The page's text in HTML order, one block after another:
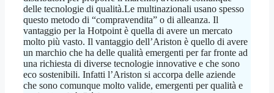
delle tecnologie di qualità.Le multinazionali usano spesso
questo metodo di “compravendita” o di alleanza. Il
vantaggio per la Hotpoint è quella di avere un mercato
molto più vasto. Il vantaggio dell’Ariston è quello di avere
un marchio che ha delle qualità emergenti per far fronte ad
una richiesta di diverse tecnologie innovative e che sono
eco sostenibili. Infatti l’Ariston si accorpa delle aziende
che sono comunque molto valide, emergenti per qualità e